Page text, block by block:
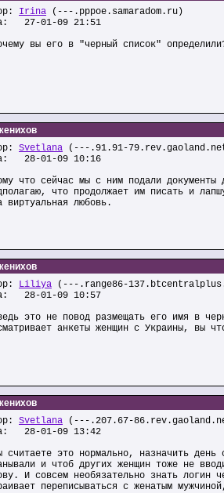
Irina (---.pppoe.samaradom.ru)
27-01-09 21:51
вы его в "черный список"
Svetlana (---.91.91-
28-01-09 10:16
что сейчас мы с ним подали
что продолжает им писать и
виртуальная любовь.
Liliya (---.range86-
28-01-09 10:57
это не повод размещать его имя в
анкеты женщин с Украины, вы
Svetlana (---.207.67-
28-01-09 13:42
считаете это нормально, назначить
и чтоб других женщин тоже не
И совсем необязательно знать логин
переписываться с женатым